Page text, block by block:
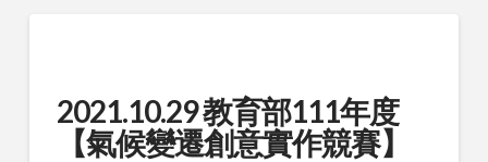
2021.10.29 教育部111年度
【氣候變遷創意實作競賽】